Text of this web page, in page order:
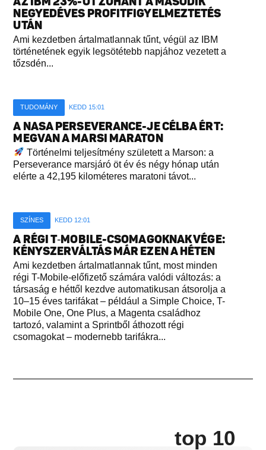
NEGYEDÉVES PROFITFIGYELMEZTETÉS
UTÁN
Ami kezdetben ártalmatlannak tűnt, végül az IBM
történetének egyik legsötétebb napjához vezetett a
tőzsdén...
TUDOMÁNY KEDD 15:01
A NASA PERSEVERANCE-JE CÉLBA ÉRT:
MEGVAN A MARSI MARATON
Történelmi teljesítmény született a Marson: a
Perseverance marsjáró öt év és négy hónap után
elérte a 42,195 kilométeres maratoni távot...
SZÍNES KEDD 12:01
A RÉGI T‑MOBILE-CSOMAGOKNAK VÉGE:
KÉNYSZERVÁLTÁS MÁR EZEN A HÉTEN
Ami kezdetben ártalmatlannak tűnt, most minden
régi T-Mobile-előfizető számára valódi változás: a
társaság e héttől kezdve automatikusan átsorolja a
10–15 éves tarifákat – például a Simple Choice, T-
Mobile One, One Plus, a Magenta családhoz
tartozó, valamint a Sprintből áthozott régi
csomagokat – modernebb tarifákra...
top 10